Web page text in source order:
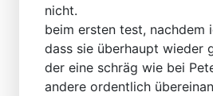
nicht.
beim ersten test, nachdem
dass sie überhaupt wieder
der eine schräg wie bei
andere ordentlich